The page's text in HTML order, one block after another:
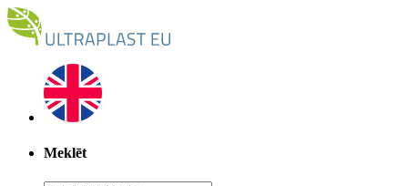
Meklēt